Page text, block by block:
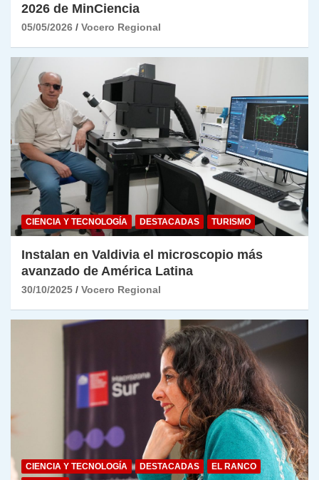
2026 de MinCiencia
05/05/2026 Vocero Regional
CIENCIA Y TECNOLOGÍA DESTACADAS TURISMO
Instalan en Valdivia el microscopio más
avanzado de América Latina
30/10/2025 Vocero Regional
CIENCIA Y TECNOLOGÍA DESTACADAS
EL RANCO